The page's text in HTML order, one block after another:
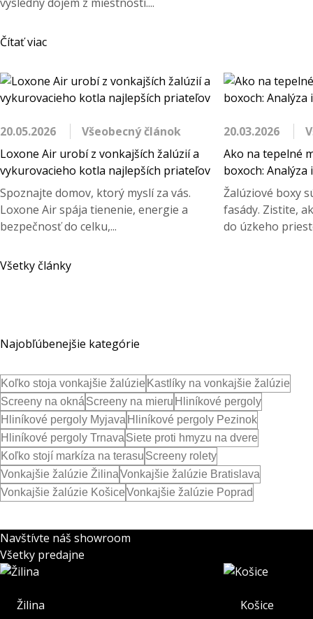
Čítať viac
20.05.2026
Všeobecný článok
Loxone Air urobí z vonkajších žalúzií a
vykurovacieho kotla najlepších priateľov
Spoznajte domov, ktorý myslí za vás.
Loxone Air spája tienenie, energie a
bezpečnosť do celku,...
20.03.2026
Ako na tepelné
boxoch:
Žalúziové boxy
fasády. Zistite,
do úzkeho
Všetky články
Najobľúbenejšie kategórie
Koľko stoja vonkajšie žalúzie Kastlíky na vonkajšie žalúzie
Screeny na okná Screeny na mieru Hliníkové pergoly
Hliníkové pergoly Myjava Hliníkové pergoly Pezinok
Hliníkové pergoly Trnava Siete proti hmyzu na dvere
Koľko stojí markíza na terasu Screeny rolety
Vonkajšie žalúzie ŽilinaVonkajšie žalúzie Bratislava
Vonkajšie žalúzie KošiceVonkajšie žalúzie Poprad
Navštívte náš showroom
Všetky predajne
Žilina
Košice